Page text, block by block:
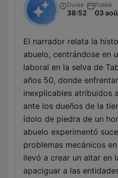
Durée
38:52
Publié
03
El narrador relata la
abuelo, centrándose en
laboral en la selva de
años 50, donde
inexplicables atribuidos
ante los dueños de la
ídolo de piedra de un
abuelo experimentó
problemas mecánicos
llevó a crear un altar en
apaciguar a las